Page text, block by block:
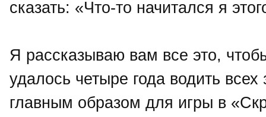
сказать: «Что-то начитался я
Я рассказываю вам все это,
удалось четыре года водить
главным образом для игры в